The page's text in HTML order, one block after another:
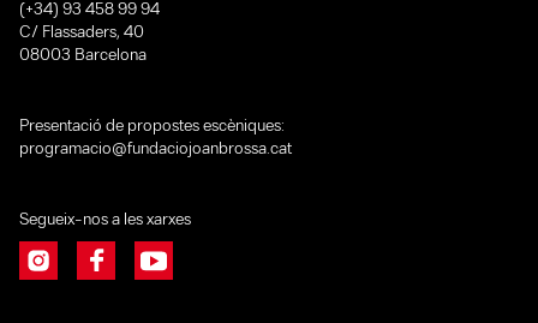
(+34) 93 458 99 94
C/ Flassaders, 40
08003 Barcelona
Presentació de propostes escèniques:
programacio@fundaciojoanbrossa.cat
Segueix-nos a les xarxes